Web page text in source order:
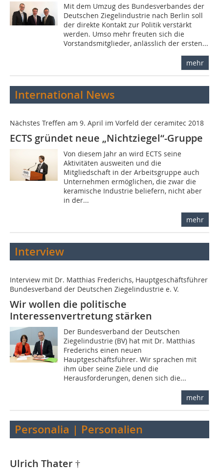
Mit dem Umzug des Bundesverbandes der
Deutschen Ziegelindustrie nach Berlin soll
der direkte Kontakt zur Politik verstärkt
werden. Umso mehr freuten sich die
Vorstandsmitglieder, anlässlich der ersten...
mehr
International News
Nächstes Treffen am 9. April im Vorfeld der ceramitec 2018
ECTS gründet neue „Nichtziegel“-Gruppe
Von diesem Jahr an wird ECTS seine
Aktivitäten ausweiten und die
Mitgliedschaft in der Arbeitsgruppe auch
Unternehmen ermöglichen, die zwar die
keramische Industrie beliefern, nicht aber
in der...
mehr
Interview
Interview mit Dr. Matthias Frederichs, Hauptgeschäftsführer
Bundesverband der Deutschen Ziegelindustrie e. V.
Wir wollen die politische
Interessenvertretung stärken
Der Bundesverband der Deutschen
Ziegelindustrie (BV) hat mit Dr. Matthias
Frederichs einen neuen
Hauptgeschäftsführer. Wir sprachen mit
ihm über seine Ziele und die
Herausforderungen, denen sich die...
mehr
Personalia | Personalien
Ulrich Thater †